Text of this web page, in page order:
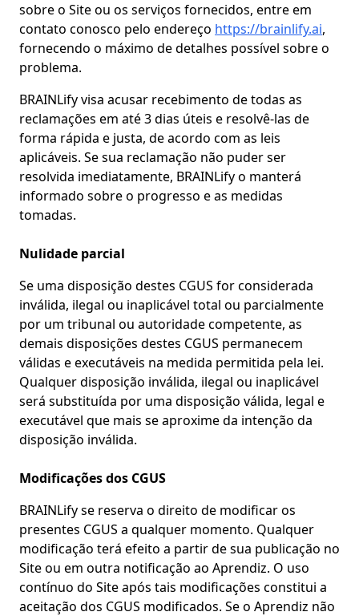
sobre o Site ou os serviços fornecidos, entre em
contato conosco pelo endereço https://brainlify.ai,
fornecendo o máximo de detalhes possível sobre o
problema.
BRAINLify visa acusar recebimento de todas as
reclamações em até 3 dias úteis e resolvê-las de
forma rápida e justa, de acordo com as leis
aplicáveis. Se sua reclamação não puder ser
resolvida imediatamente, BRAINLify o manterá
informado sobre o progresso e as medidas
tomadas.
Nulidade parcial
Se uma disposição destes CGUS for considerada
inválida, ilegal ou inaplicável total ou parcialmente
por um tribunal ou autoridade competente, as
demais disposições destes CGUS permanecem
válidas e executáveis na medida permitida pela lei.
Qualquer disposição inválida, ilegal ou inaplicável
será substituída por uma disposição válida, legal e
executável que mais se aproxime da intenção da
disposição inválida.
Modificações dos CGUS
BRAINLify se reserva o direito de modificar os
presentes CGUS a qualquer momento. Qualquer
modificação terá efeito a partir de sua publicação no
Site ou em outra notificação ao Aprendiz. O uso
contínuo do Site após tais modificações constitui a
aceitação dos CGUS modificados. Se o Aprendiz não